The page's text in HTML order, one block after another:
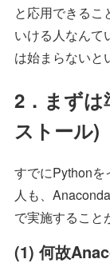
と応用できるこ
いける人なんて
は始まらないと
2．まず
ストール)
すでにPython
人も、
で実施すること
(1) 何故